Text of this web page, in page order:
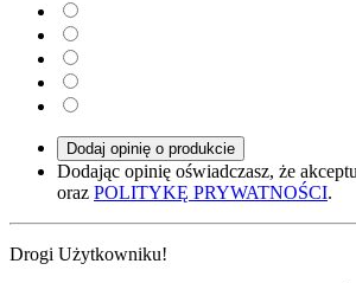
Dodaj opinię o produkcie
Dodając opinię oświadczasz, że
oraz POLITYKĘ PRYWATNOŚCI.
Drogi Użytkowniku!